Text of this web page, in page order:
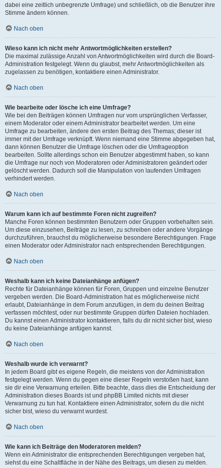
dabei eine zeitlich unbegrenzte Umfrage) und schließlich, ob die Benutzer ihre
Stimme ändern können.
Nach oben
Wieso kann ich nicht mehr Antwortmöglichkeiten erstellen?
Die maximal zulässige Anzahl von Antwortmöglichkeiten wird durch die Board-
Administration festgelegt. Wenn du glaubst, mehr Antwortmöglichkeiten als
zugelassen zu benötigen, kontaktiere einen Administrator.
Nach oben
Wie bearbeite oder lösche ich eine Umfrage?
Wie bei den Beiträgen können Umfragen nur vom ursprünglichen Verfasser,
einem Moderator oder einem Administrator bearbeitet werden. Um eine
Umfrage zu bearbeiten, ändere den ersten Beitrag des Themas; dieser ist
immer mit der Umfrage verknüpft. Wenn niemand eine Stimme abgegeben hat,
dann können Benutzer die Umfrage löschen oder die Umfrageoption
bearbeiten. Sollte allerdings schon ein Benutzer abgestimmt haben, so kann
die Umfrage nur noch von Moderatoren oder Administratoren geändert oder
gelöscht werden. Dadurch soll die Manipulation von laufenden Umfragen
verhindert werden.
Nach oben
Warum kann ich auf bestimmte Foren nicht zugreifen?
Manche Foren können bestimmten Benutzern oder Gruppen vorbehalten sein.
Um diese einzusehen, Beiträge zu lesen, zu schreiben oder andere Vorgänge
durchzuführen, brauchst du möglicherweise besondere Berechtigungen. Frage
einen Moderator oder Administrator nach entsprechenden Berechtigungen.
Nach oben
Weshalb kann ich keine Dateianhänge anfügen?
Rechte für Dateianhänge können für Foren, Gruppen und einzelne Benutzer
vergeben werden. Die Board-Administration hat es möglicherweise nicht
erlaubt, Dateianhänge in dem Forum anzufügen, in dem du deinen Beitrag
verfassen möchtest, oder nur bestimmte Gruppen dürfen Dateien hochladen.
Du kannst einen Administrator kontaktieren, falls du dir nicht sicher bist, wieso
du keine Dateianhänge anfügen kannst.
Nach oben
Weshalb wurde ich verwarnt?
In jedem Board gibt es eigene Regeln, die meistens von der Administration
festgelegt werden. Wenn du gegen eine dieser Regeln verstoßen hast, kann
sie dir eine Verwarnung erteilen. Bitte beachte, dass dies die Entscheidung der
Administration dieses Boards ist und phpBB Limited nichts mit dieser
Verwarnung zu tun hat. Kontaktiere einen Administrator, sofern du die nicht
sicher bist, wieso du verwarnt wurdest.
Nach oben
Wie kann ich Beiträge den Moderatoren melden?
Wenn ein Administrator die entsprechenden Berechtigungen vergeben hat,
siehst du eine Schaltfläche in der Nähe des Beitrags, um diesen zu melden.